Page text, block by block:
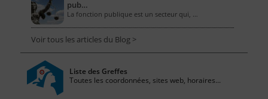
pub…
La fonction publique est un secteur qui, …
Voir tous les articles du Blog >
Liste des Greffes
Toutes les coordonnées, sites web, horaires...